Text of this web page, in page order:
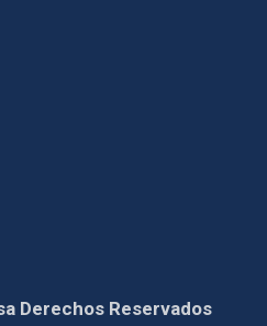
Derechos Reservados